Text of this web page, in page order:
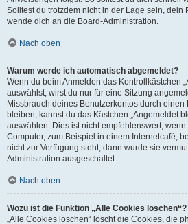
Solltest du trotzdem nicht in der Lage sein, dein
wende dich an die Board-Administration.
Nach oben
Warum werde ich automatisch abgemeldet?
Wenn du beim Anmelden das Kontrollkästchen
auswählst, wirst du nur für eine Sitzung
Missbrauch deines Benutzerkontos durch einen
bleiben, kannst du das Kästchen „Angemeldet
auswählen. Dies ist nicht empfehlenswert,
Computer, zum Beispiel in einem Internetcafé,
nicht zur Verfügung steht, dann wurde sie
Administration ausgeschaltet.
Nach oben
Wozu ist die Funktion „Alle Cookies löschen“?
„Alle Cookies löschen“ löscht die Cookies, die